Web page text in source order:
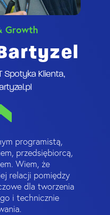
Growth
Spotyka Klienta,
programistą,
przedsiębiorcą,
Wiem, że
relacji pomiędzy
dla tworzenia
i technicznie